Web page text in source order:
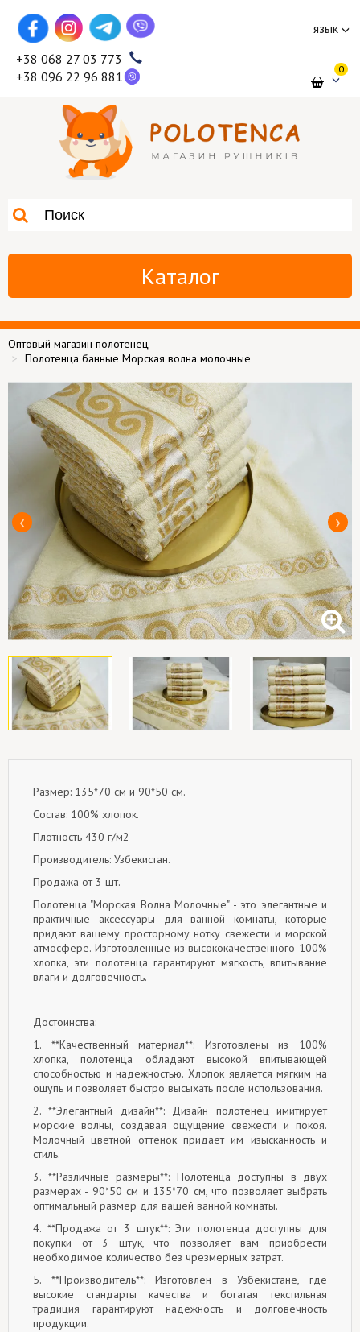
язык
+38 068 27 03 773
+38 096 22 96 881
0
Каталог
Оптовый магазин полотенец
Полотенца банные Морская волна молочные
Размер: 135*70 см и 90*50 см.
Состав: 100% хлопок.
Плотность 430 г/м2
Производитель: Узбекистан.
Продажа от 3 шт.
Полотенца "Морская Волна Молочные" - это элегантные и
практичные аксессуары для ванной комнаты, которые
придают вашему просторному нотку свежести и морской
атмосфере. Изготовленные из высококачественного 100%
хлопка, эти полотенца гарантируют мягкость, впитывание
влаги и долговечность.
Достоинства:
1. **Качественный материал**: Изготовлены из 100%
хлопка, полотенца обладают высокой впитывающей
способностью и надежностью. Хлопок является мягким на
ощупь и позволяет быстро высыхать после использования.
2. **Элегантный дизайн**: Дизайн полотенец имитирует
морские волны, создавая ощущение свежести и покоя.
Молочный цветной оттенок придает им изысканность и
стиль.
3. **Различные размеры**: Полотенца доступны в двух
размерах - 90*50 см и 135*70 см, что позволяет выбрать
оптимальный размер для вашей ванной комнаты.
4. **Продажа от 3 штук**: Эти полотенца доступны для
покупки от 3 штук, что позволяет вам приобрести
необходимое количество без чрезмерных затрат.
5. **Производитель**: Изготовлен в Узбекистане, где
высокие стандарты качества и богатая текстильная
традиция гарантируют надежность и долговечность
продукции.